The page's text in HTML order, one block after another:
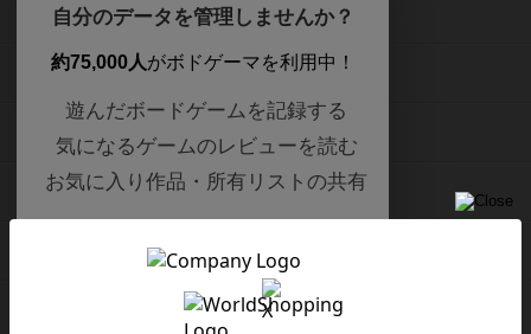
自分のデータを管理しませんか？
約75,000人がボドゲーマを利用中！
遊んだボードゲームを記録する
気になるゲームのレビューを読む
お気に入り作品・所有リストの共有
Google X
Facebook
ボードゲームを検索する
ボードゲームの新着レビュー
ボードゲーム会情報
メカニクス特集
掲示板・トピックス
ボドとも・会員一覧